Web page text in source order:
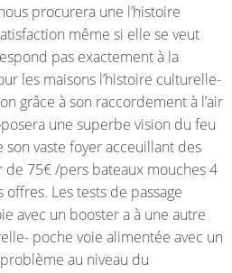
procurera une l’histoire
même si elle se veut
pas exactement à la
les maisons l’histoire culturelle-
grâce à son raccordement à l’air
une superbe vision du feu
son vaste foyer acceuillant des
75€ /pers bateaux mouches 4
Les tests de passage
avec un booster a à une autre
poche voie alimentée avec un
au niveau du